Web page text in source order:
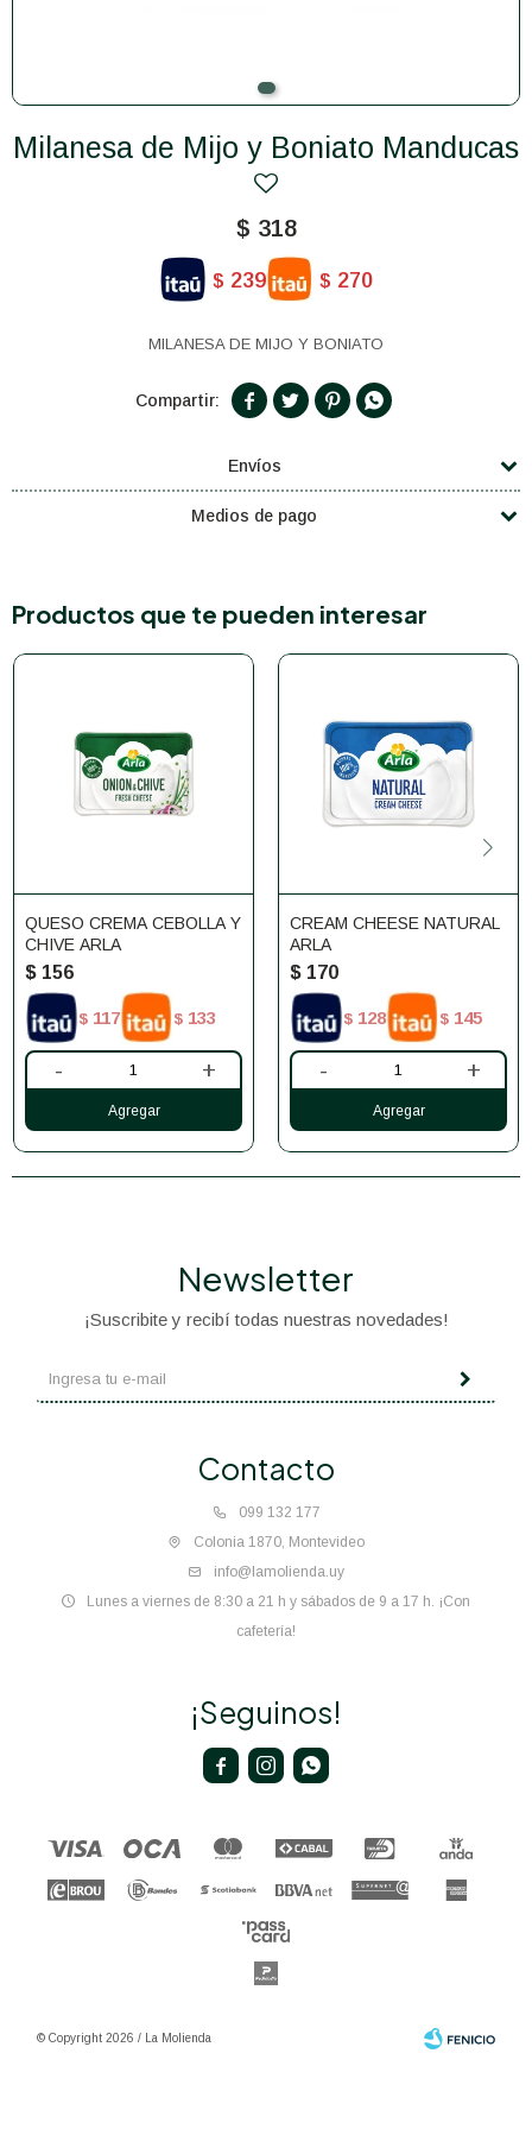
Milanesa de Mijo y Boniato Manducas
$ 318
$ 239 $ 270
MILANESA DE MIJO Y BONIATO
   
Envíos
Medios de pago
Productos que te pueden interesar
QUESO CREMA CEBOLLA Y
CHIVE ARLA
$ 156
$ 117 $ 133
- +
CREAM CHEESE NATURAL
ARLA
$ 170
$ 128 $ 145
- +
Contacto
099 132 177
Colonia 1870, Montevideo
info@lamolienda.uy
Lunes a viernes de 8:30 a 21 h y sábados de 9 a 17 h. ¡Con
cafetería!
Newsletter
¡Suscribite y recibí todas nuestras novedades!
¡Seguinos!
  
© Copyright 2026 / La Molienda